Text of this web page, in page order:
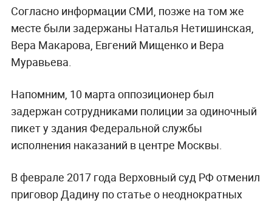
Согласно информации СМИ, позже на том же
месте были задержаны Наталья Нетишинская,
Вера Макарова, Евгений Мищенко и Вера
Муравьева.
Напомним, 10 марта оппозиционер был
задержан сотрудниками полиции за одиночный
пикет у здания Федеральной службы
исполнения наказаний в центре Москвы.
В феврале 2017 года Верховный суд РФ отменил
приговор Дадину по статье о неоднократных